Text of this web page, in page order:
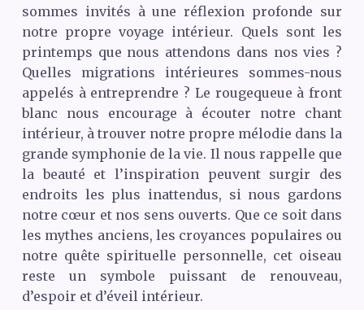
sommes invités à une réflexion profonde sur
notre propre voyage intérieur. Quels sont les
printemps que nous attendons dans nos vies ?
Quelles migrations intérieures sommes-nous
appelés à entreprendre ? Le rougequeue à front
blanc nous encourage à écouter notre chant
intérieur, à trouver notre propre mélodie dans la
grande symphonie de la vie. Il nous rappelle que
la beauté et l’inspiration peuvent surgir des
endroits les plus inattendus, si nous gardons
notre cœur et nos sens ouverts. Que ce soit dans
les mythes anciens, les croyances populaires ou
notre quête spirituelle personnelle, cet oiseau
reste un symbole puissant de renouveau,
d’espoir et d’éveil intérieur.